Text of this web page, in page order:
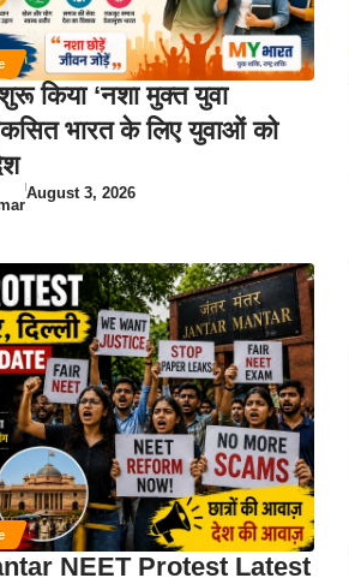
किया ‘नशा मुक्त युवा
भारत के लिए युवाओं को
August 3, 2026
NEET Protest Latest